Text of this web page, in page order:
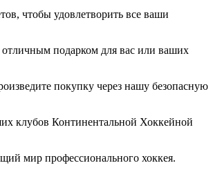
чтобы удовлетворить все ваши
подарком для вас или ваших
покупку через нашу безопасную
клубов Континентальной Хоккейной
мир профессионального хоккея.